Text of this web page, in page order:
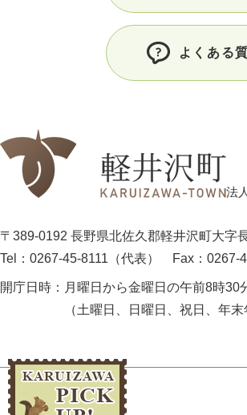
よくある
法
〒389-0192 長野県北佐久郡軽井沢町大字
Tel：0267-45-8111（代表）
Fax：0267-
開庁日時： 月曜日から金曜日の午前8時30
（土曜日、日曜日、祝日、年末